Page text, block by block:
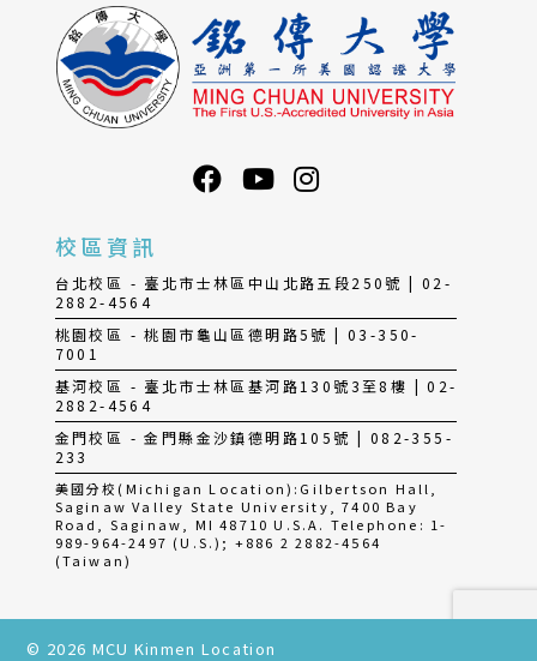
校區資訊
台北校區 - 臺北市士林區中山北路五段250號 | 02-
2882-4564
桃園校區 - 桃園市龜山區德明路5號 | 03-350-
7001
基河校區 - 臺北市士林區基河路130號3至8樓 | 02-
2882-4564
金門校區 - 金門縣金沙鎮德明路105號 | 082-355-
233
美國分校(Michigan Location):Gilbertson Hall,
Saginaw Valley State University, 7400 Bay
Road, Saginaw, MI 48710 U.S.A. Telephone: 1-
989-964-2497 (U.S.); +886 2 2882-4564
(Taiwan)
© 2026 MCU Kinmen Location